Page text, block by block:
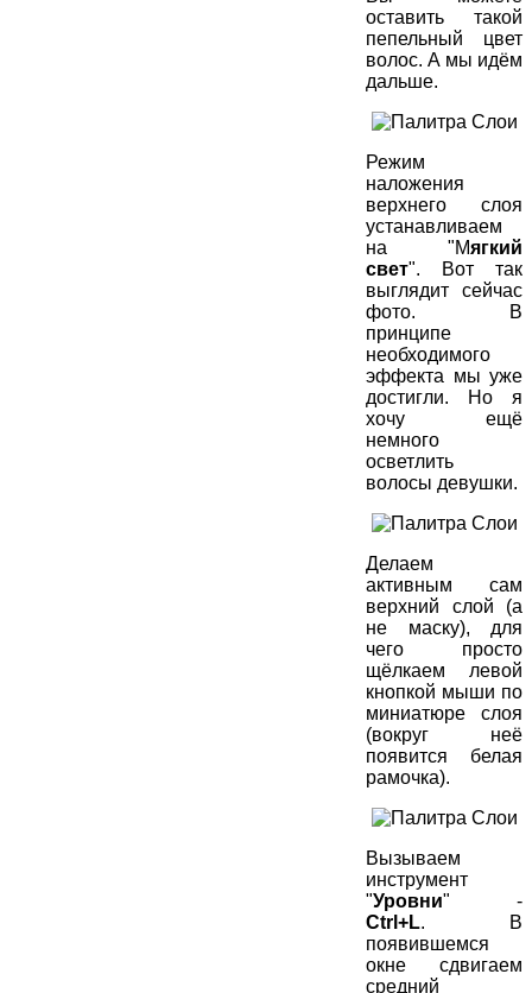
оставить такой
пепельный цвет
волос. А мы идём
дальше.
Режим
наложения
верхнего слоя
устанавливаем
на "Мягкий
свет". Вот так
выглядит сейчас
фото. В
принципе
необходимого
эффекта мы уже
достигли. Но я
хочу ещё
немного
осветлить
волосы девушки.
Делаем
активным сам
верхний слой (а
не маску), для
чего просто
щёлкаем левой
кнопкой мыши по
миниатюре слоя
(вокруг неё
появится белая
рамочка).
Вызываем
инструмент
"Уровни" -
Ctrl+L. В
появившемся
окне сдвигаем
средний